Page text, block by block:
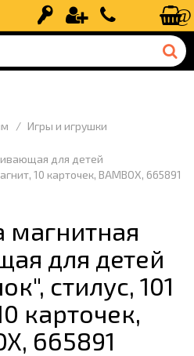
Вход Регистрация+7 (499) 110-
Игры и игрушки
для детей
10 карточек, BAMBOX, 665891
магнитная
для детей
стилус, 101
карточек,
665891